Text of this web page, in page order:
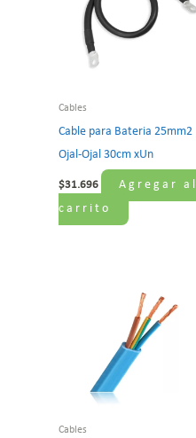
Cables
Cable para Bateria 25mm2
Ojal-Ojal 30cm xUn
$31.696
Agregar al
carrito
Cables